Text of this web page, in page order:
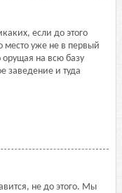
если до этого
место уже не в первый
орущая на всю базу
заведение и туда
не до этого. Мы